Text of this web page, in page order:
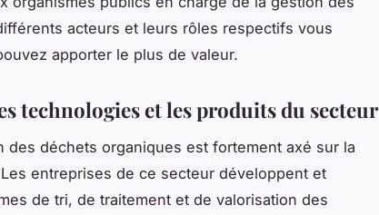
acteurs et leurs rôles respectifs vous
apporter le plus de valeur.
technologies et les produits du secteur
des déchets organiques est fortement axé sur la
entreprises de ce secteur développent et
de tri, de traitement et de valorisation des